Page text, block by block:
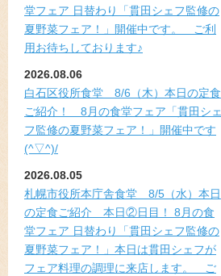
堂フェア 日替わり「貫田シェフ監修の
夏野菜フェア！」開催中です。 ご利
用お待ちしております♪
2026.08.06
白石区役所食堂 8/6（木）本日の定食
ご紹介！ 8月の食堂フェア「貫田シェ
フ監修の夏野菜フェア！」開催中です
(^▽^)/
2026.08.05
札幌市役所本庁舎食堂 8/5（水）本日
の定食ご紹介 本日②日目！ 8月の食
堂フェア 日替わり「貫田シェフ監修の
夏野菜フェア！」本日は貫田シェフが
フェア料理の調理に来店します。 ご